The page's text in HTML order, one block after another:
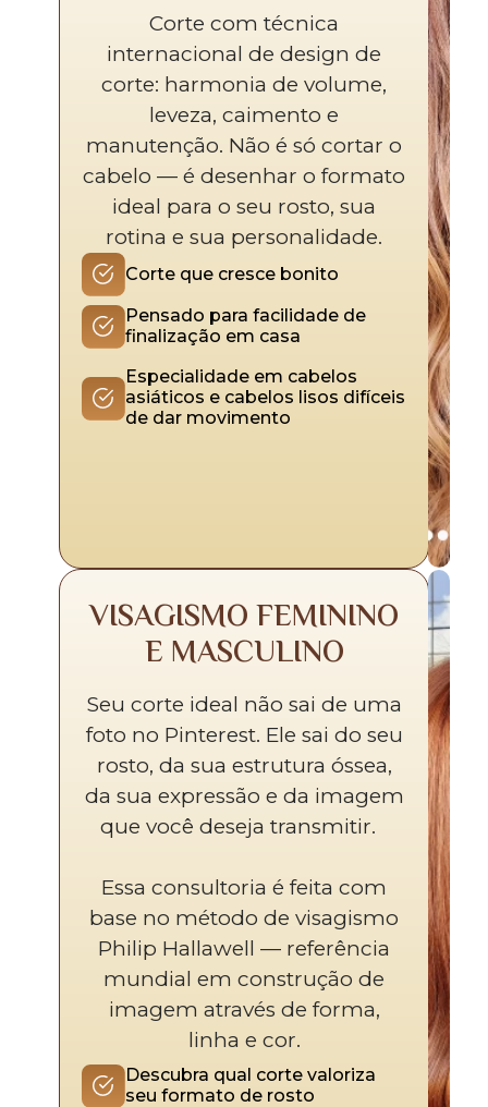
Corte com técnica
internacional de design de
corte: harmonia de volume,
leveza, caimento e
manutenção. Não é só cortar o
cabelo — é desenhar o formato
ideal para o seu rosto, sua
rotina e sua personalidade.
Corte que cresce bonito
Pensado para facilidade de
finalização em casa
Especialidade em cabelos
asiáticos e cabelos lisos difíceis
de dar movimento
VISAGISMO FEMININO
E MASCULINO
Seu corte ideal não sai de uma
foto no Pinterest. Ele sai do seu
rosto, da sua estrutura óssea,
da sua expressão e da imagem
que você deseja transmitir.
Essa consultoria é feita com
base no método de visagismo
Philip Hallawell — referência
mundial em construção de
imagem através de forma,
linha e cor.
Descubra qual corte valoriza
seu formato de rosto